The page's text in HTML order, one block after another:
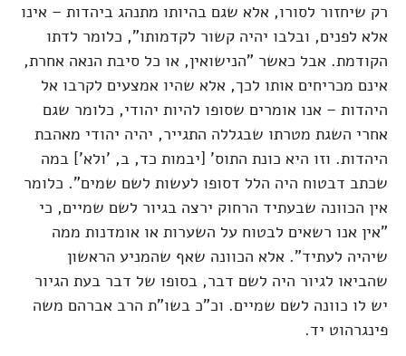
רק שיחזור לסורו, אלא שגם בהיותו מתנהג ביהדות – אינו
אלא לפנים, ובלבו יהיה קשור לקדמותו", כלומר לדתו
הקודמת. אבל כאשר "הנישואין, או כל סיבת הנאה אחרת,
אינם מכריחים אותו לכך, אלא שהיו אמצעים לקרבו אל
היהדות – אנו אומרים שסופו להיות יהודי, כלומר שגם
אחרי השגת מטרתו שבגללה התגייר, יהיה יהודי מאהבת
היהדות. וזו היא כונת התוס' [יבמות כד, ב, 'ולא'] במה
שכתב דבטוח היה הלל דסופו לעשות לשם שמים". כלומר
אין הכוונה שבעתיד הרחוק ירצה בגיור לשם שמיים, כי
"אין אנו רשאים לבטוח על השערות או אומדנות ממה
שיהיה לעתיד". אלא הכוונה שאף שהמניע הראשון
שהביאו לגיור היה לשם דבר, בסופו של דבר בעת הגיור
יש לו כוונה לשם שמיים. וכ"כ בשו"ת הרב אברהם משה
פינגרהוט יד.